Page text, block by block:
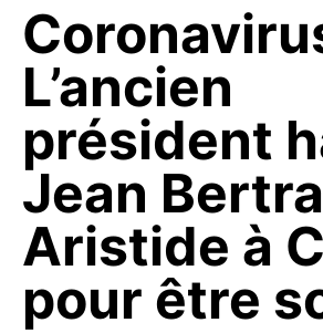
L’ancien
président
Jean
Aristide à
pour être